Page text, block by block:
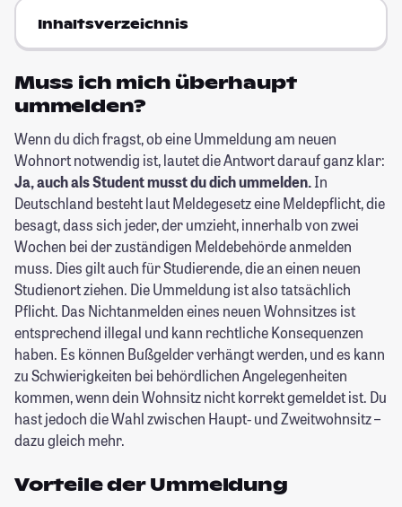
Inhaltsverzeichnis
Muss ich mich überhaupt
ummelden?
Wenn du dich fragst, ob eine Ummeldung am neuen
Wohnort notwendig ist, lautet die Antwort darauf ganz klar:
Ja, auch als Student musst du dich ummelden.In
Deutschland besteht laut Meldegesetz eine Meldepflicht, die
besagt, dass sich jeder, der umzieht, innerhalb von zwei
Wochen bei der zuständigen Meldebehörde anmelden
muss. Dies gilt auch für Studierende, die an einen neuen
Studienort ziehen. Die Ummeldung ist also tatsächlich
Pflicht. Das Nichtanmelden eines neuen Wohnsitzes ist
entsprechend illegal und kann rechtliche Konsequenzen
haben. Es können Bußgelder verhängt werden, und es kann
zu Schwierigkeiten bei behördlichen Angelegenheiten
kommen, wenn dein Wohnsitz nicht korrekt gemeldet ist. Du
hast jedoch die Wahl zwischen Haupt- und Zweitwohnsitz –
dazu gleich mehr.
Vorteile der Ummeldung